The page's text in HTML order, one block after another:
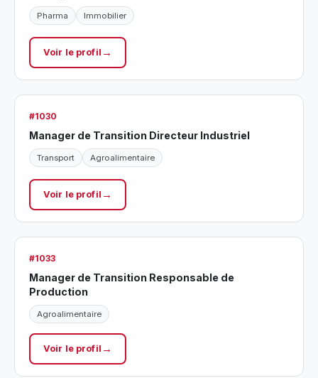
Pharma Immobilier
Voir le profil
#1030
Manager de Transition Directeur Industriel
Transport Agroalimentaire
Voir le profil
#1033
Manager de Transition Responsable de
Production
Agroalimentaire
Voir le profil